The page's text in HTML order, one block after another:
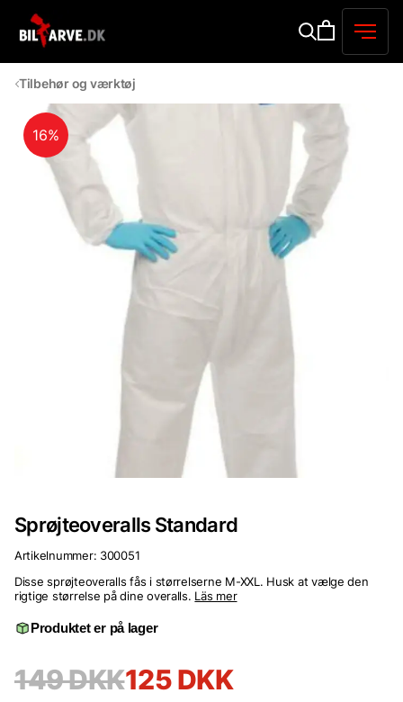
Tilbehør og værktøj
16%
Sprøjteoveralls Standard
Artikelnummer: 300051
Disse sprøjteoveralls fås i størrelserne M-XXL. Husk at vælge den
rigtige størrelse på dine overalls. Läs mer
Produktet er på lager
149DKK125DKK